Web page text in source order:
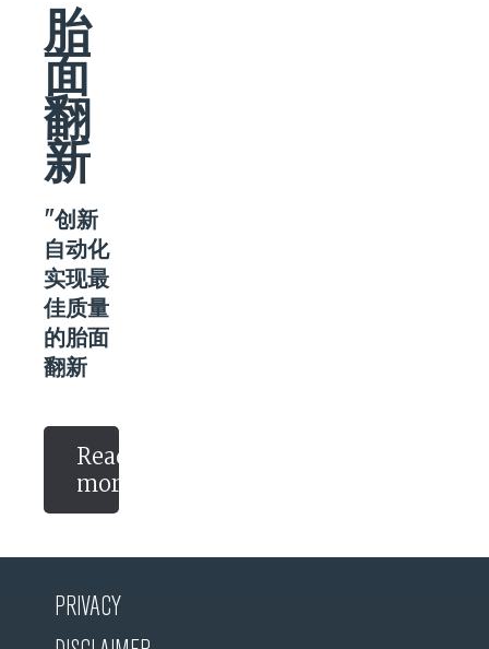
胎
面
翻
新
"创新
自动化
实现最
佳质量
的胎面
翻新
Read
more
PRIVACY